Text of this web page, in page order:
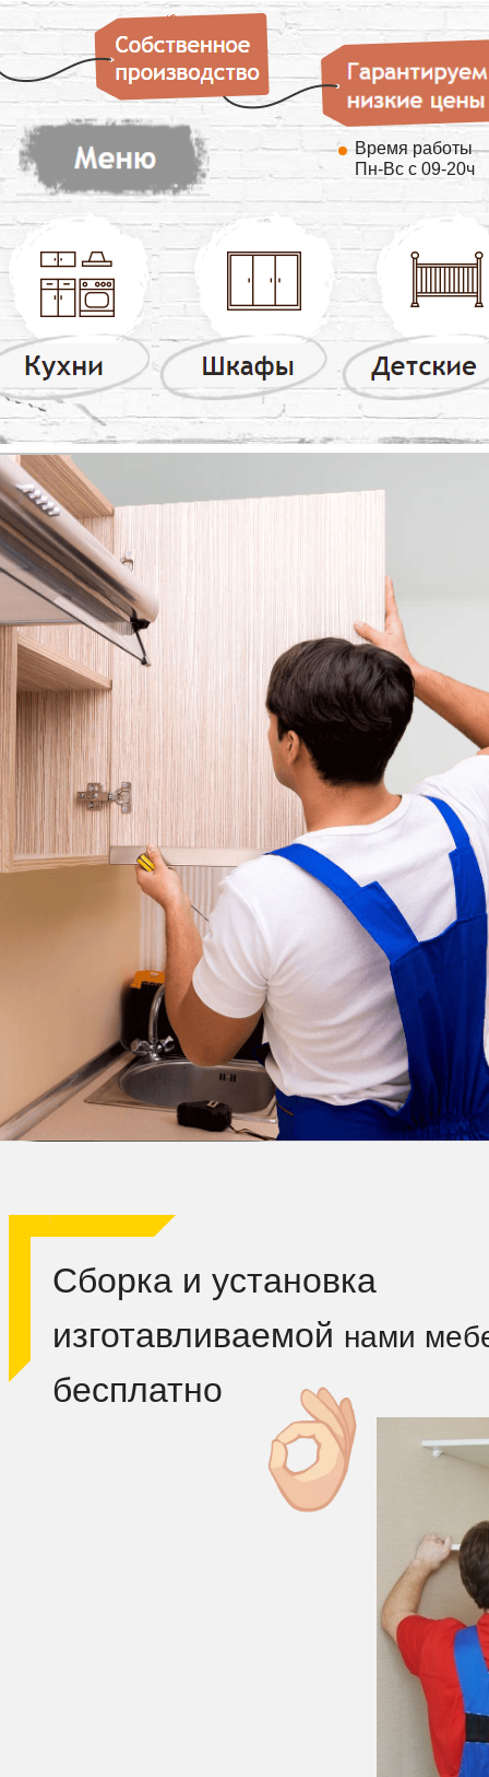
Сборка и установка
изготавливаемой нами
бесплатно
Время работы
Пн-Вс с 09-20ч